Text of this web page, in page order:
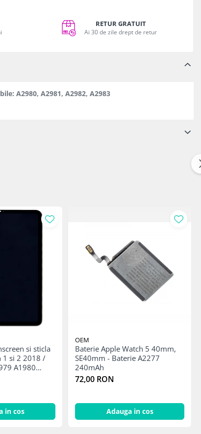
RETUR GRATUIT
Ai 30 de zile drept de retur
A2980, A2981, A2982, A2983
si sticla
1 si 2 2018 /
A1980
A2230
in cos
OEM
Baterie Apple Watch 5 40mm,
SE40mm - Baterie A2277
240mAh
72,00 RON
Adauga in cos